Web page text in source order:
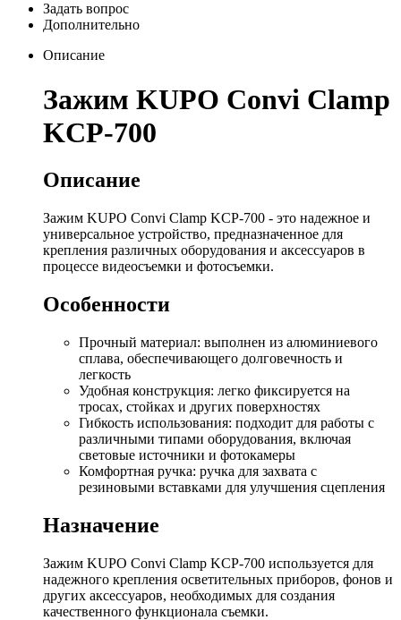
Задать вопрос
Дополнительно
Описание
Зажим KUPO Convi Clamp
KCP-700
Описание
Зажим KUPO Convi Clamp KCP-700 - это надежное и
универсальное устройство, предназначенное для
крепления различных оборудования и аксессуаров в
процессе видеосъемки и фотосъемки.
Особенности
Прочный материал: выполнен из алюминиевого
сплава, обеспечивающего долговечность и
легкость
Удобная конструкция: легко фиксируется на
тросах, стойках и других поверхностях
Гибкость использования: подходит для работы с
различными типами оборудования, включая
световые источники и фотокамеры
Комфортная ручка: ручка для захвата с
резиновыми вставками для улучшения сцепления
Назначение
Зажим KUPO Convi Clamp KCP-700 используется для
надежного крепления осветительных приборов, фонов и
других аксессуаров, необходимых для создания
качественного функционала съемки.